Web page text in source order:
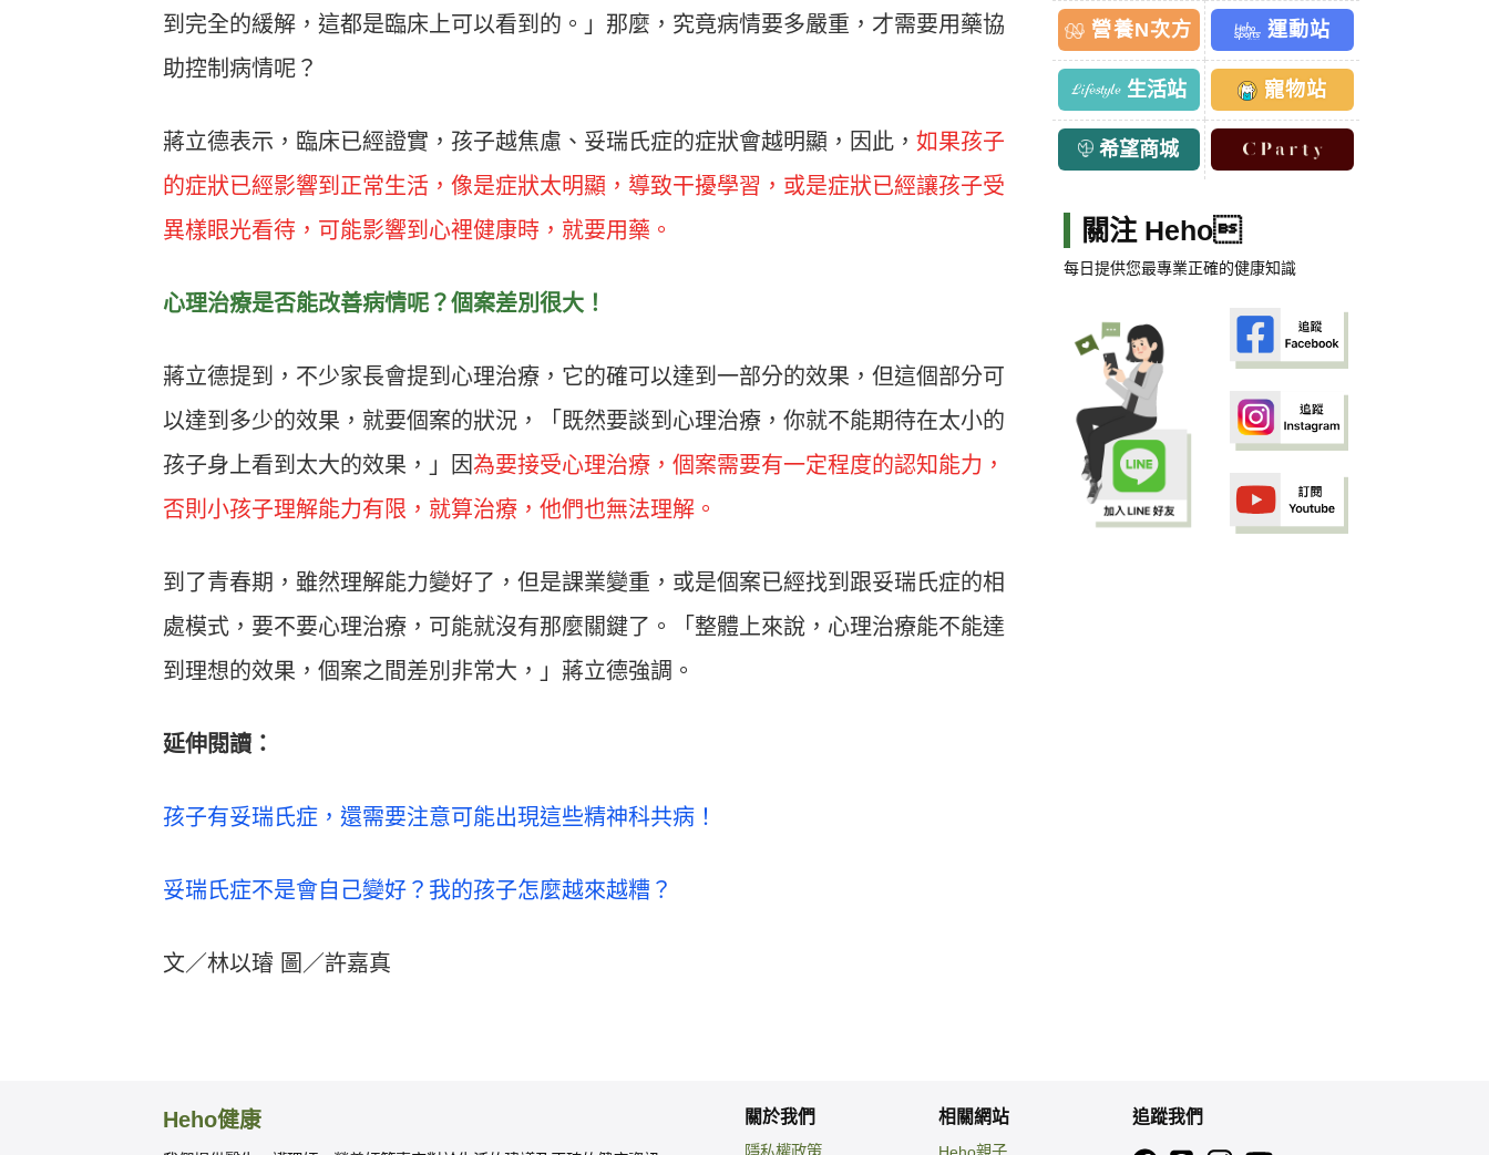
到完全的緩解，這都是臨床上可以看到的。」那麼，究竟病情要多嚴重，才需要用藥協
助控制病情呢？
蔣立德表示，臨床已經證實，孩子越焦慮、妥瑞氏症的症狀會越明顯，因此， 如果孩子
的症狀已經影響到正常生活，像是症狀太明顯，導致干擾學習，或是症狀已經讓孩子受
異樣眼光看待，可能影響到心裡健康時，就要用藥。
心理治療是否能改善病情呢？個案差別很大！
蔣立德提到，不少家長會提到心理治療，它的確可以達到一部分的效果，但這個部分可
以達到多少的效果，就要個案的狀況，「既然要談到心理治療，你就不能期待在太小的
孩子身上看到太大的效果，」因為要接受心理治療，個案需要有一定程度的認知能力，
否則小孩子理解能力有限，就算治療，他們也無法理解。
到了青春期，雖然理解能力變好了，但是課業變重，或是個案已經找到跟妥瑞氏症的相
處模式，要不要心理治療，可能就沒有那麼關鍵了。「整體上來說，心理治療能不能達
到理想的效果，個案之間差別非常大，」蔣立德強調。
延伸閱讀：
孩子有妥瑞氏症，還需要注意可能出現這些精神科共病！
妥瑞氏症不是會自己變好？我的孩子怎麼越來越糟？
文／林以璿 圖／許嘉真
營養N次方 運動站
生活站 寵物站
希望商城
關注 Heho
每日提供您最專業正確的健康知識
Heho健康 關於我們
隱私權政策
相關網站
Heho親子
追蹤我們